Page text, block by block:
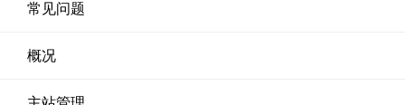
常见问题
概况